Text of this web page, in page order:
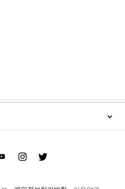
YoutubeInstgram Twitter